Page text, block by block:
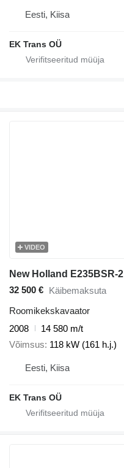
Eesti, Kiisa
EK Trans OÜ
VIDEO
New Holland E235BSR-2
32 500 € Käibemaksuta
Roomikekskavaator
2008
14 580 m/t
Võimsus 118 kW (161 h.j.)
Eesti, Kiisa
EK Trans OÜ